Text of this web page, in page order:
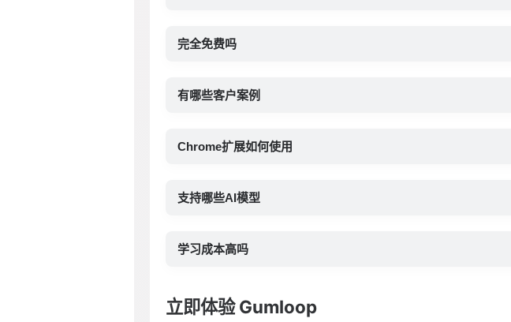
完全免费吗
有哪些客户案例
Chrome扩展如何使用
支持哪些AI模型
学习成本高吗
立即体验 Gumloop